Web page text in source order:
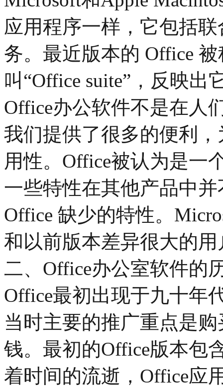
应用程序一样，它包括
务。最近版本的 Office 被
叫“Office suite”，反映
Office办公软件不是在人
我们提供了很多的便利
用性。Office被认为是一
一些特性在其他产品中
Office 缺少的特性。
和以前版本差异很大的
二、Office办公室软件的
Office最初出现于九十年
当时主要的推广重点是
钱。最初的Office版本包
着时间的流逝，Office应